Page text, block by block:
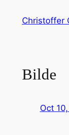
Christoffer
Bilde
Oct